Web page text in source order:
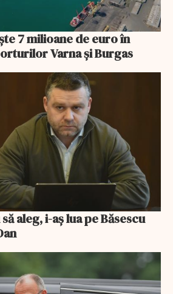
7 milioane de euro în
Varna și Burgas
aleg, i-aș lua pe Băsescu